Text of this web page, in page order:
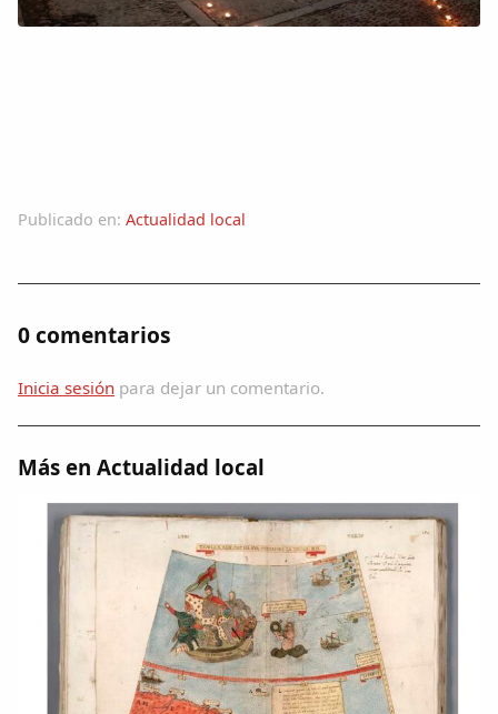
Publicado en: Actualidad local
0 comentarios
Inicia sesión para dejar un comentario.
Más en Actualidad local